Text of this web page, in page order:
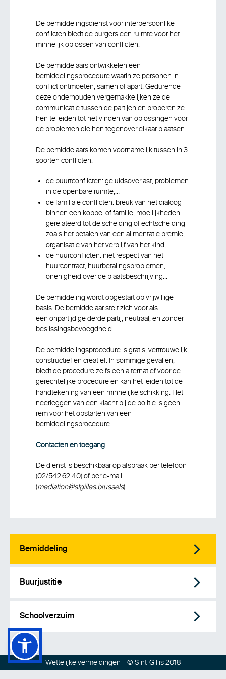
Bemiddeling
Buurjustitie
Schoolverzuim
De bemiddelingsdienst voor interpersoonlike
conflicten biedt de burgers een ruimte voor het
minnelijk oplossen van conflicten.
De bemiddelaars ontwikkelen een
bemiddelingsprocedure waarin ze personen in
conflict ontmoeten, samen of apart. Gedurende
deze onderhouden vergemakkelijken ze de
communicatie tussen de partijen en proberen ze
hen te leiden tot het vinden van oplossingen voor
de problemen die hen tegenover elkaar plaatsen.
De bemiddelaars komen voornamelijk tussen in 3
soorten conflicten:
de buurtconflicten: geluidsoverlast, problemen
in de openbare ruimte,…
de familiale conflicten: breuk van het dialoog
binnen een koppel of familie, moeilijkheden
gerelateerd tot de scheiding of echtscheiding
zoals het betalen van een alimentatie premie,
organisatie van het verblijf van het kind,…
de huurconflicten: niet respect van het
huurcontract, huurbetalingsproblemen,
onenigheid over de plaatsbeschrijving…
De bemiddeling wordt opgestart op vrijwillige
basis. De bemiddelaar stelt zich voor als
een onpartijdige derde partij, neutraal, en zonder
beslissingsbevoegdheid.
De bemiddelingsprocedure is gratis, vertrouwelijk,
constructief en creatief. In sommige gevallen,
biedt de procedure zelfs een alternatief voor de
gerechtelijke procedure en kan het leiden tot de
handtekening van een minnelijke schikking. Het
neerleggen van een klacht bij de politie is geen
rem voor het opstarten van een
bemiddelingsprocedure.
Contacten en toegang
De dienst is beschikbaar op afspraak per telefoon
(02/542.62.40) of per e-mail
(mediation@stgilles.brussels).
Wettelijke vermeldingen – © Sint-Gillis 2018